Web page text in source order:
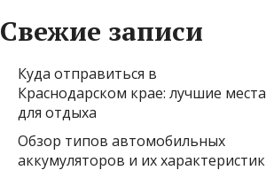
Свежие записи
Куда отправиться в
Краснодарском крае: лучшие места
для отдыха
Обзор типов автомобильных
аккумуляторов и их характеристик